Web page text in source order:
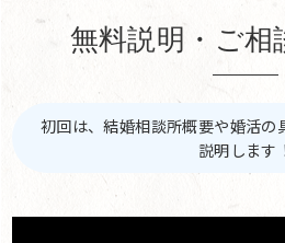
無料説明・ご相
初回は、結婚相談所概要や婚活の
説明します